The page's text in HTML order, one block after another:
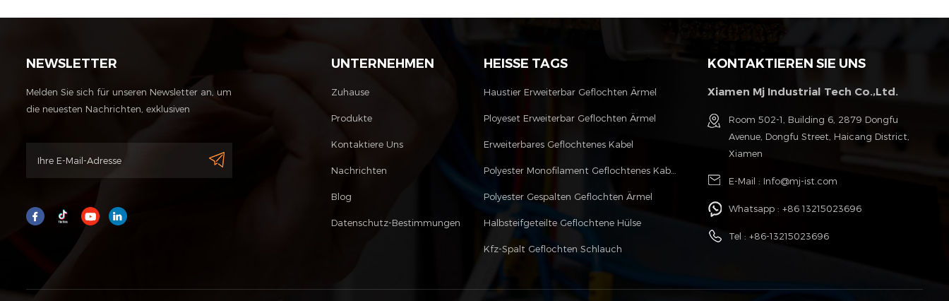
NEWSLETTER
Melden Sie sich für unseren Newsletter an, um
die neuesten Nachrichten, exklusiven
UNTERNEHMEN
Zuhause
Produkte
Kontaktiere Uns
Nachrichten
Blog
Datenschutz-Bestimmungen
HEISSE TAGS
Haustier Erweiterbar Geflochten Ärmel
Ployeset Erweiterbar Geflochten Ärmel
Erweiterbares Geflochtenes Kabel
Polyester Monofilament Geflochtenes Kabel Hülse
Polyester Gespalten Geflochten Ärmel
Halbsteifgeteilte Geflochtene Hülse
Kfz-Spalt Geflochten Schlauch
KONTAKTIEREN SIE UNS
Xiamen Mj Industrial Tech Co.,Ltd.
Room 502-1, Building 6, 2879 Dongfu
Avenue, Dongfu Street, Haicang District,
Xiamen
E-Mail : Info@mj-ist.com
Whatsapp :+86 13215023696
Tel :+86-13215023696